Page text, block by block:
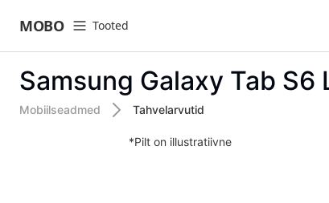
MOBO open navigation menu
Tooted
Samsung Galaxy Tab S6
Mobiilseadmed Tahvelarvutid
*Pilt on illustratiivne